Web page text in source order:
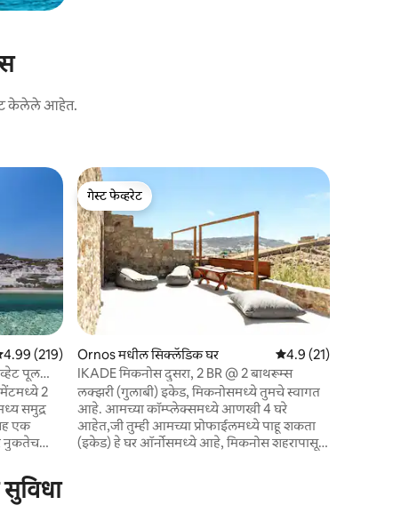
केलेले आहेत.
4.99 सरासरी रेटिंग, 219 रिव्ह्यूज
4.99 (219)
पूल
2
समुद्र
एक
नुकतेच
आहे. 2
गेस्ट फेव्हरेट
गेस्ट फेव्हरेट
Ornos मधील सिक्लॅडिक घर 5 पैकी 4.9 सरासरी रेटिंग,
4.9 (21)
IKADE मिकनोस दुसरा, 2 BR @ 2 बाथरूम्स
लक्झरी (गुलाबी) इकेड, मिकनोसमध्ये तुमचे स्वागत
आहे. आमच्या कॉम्प्लेक्समध्ये आणखी 4 घरे
आहेत,जी तुम्ही आमच्या प्रोफाईलमध्ये पाहू शकता
(इकेड) हे घर ऑर्नोसमध्ये आहे, मिकनोस शहरापासून